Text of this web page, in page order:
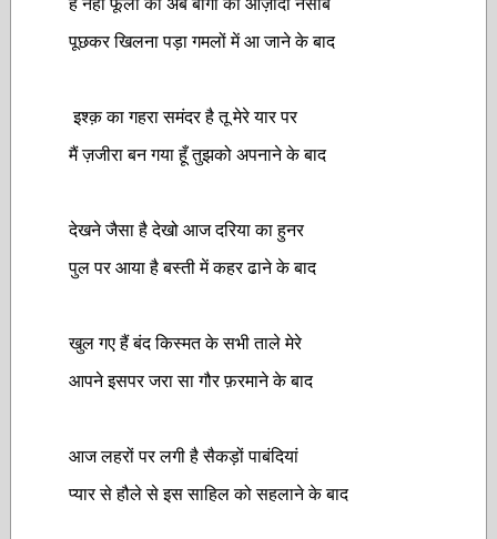
है नहीं फूलों को अब बागों की आज़ादी नसीब
पूछकर खिलना पड़ा गमलों में आ जाने के बाद
इश्क़ का गहरा समंदर है तू मेरे यार पर
मैं ज़जीरा बन गया हूँ तुझको अपनाने के बाद
देखने जैसा है देखो आज दरिया का हुनर
पुल पर आया है बस्ती में कहर ढाने के बाद
खुल गए हैं बंद किस्मत के सभी ताले मेरे
आपने इसपर जरा सा गौर फ़रमाने के बाद
आज लहरों पर लगी है सैकड़ों पाबंदियां
प्यार से हौले से इस साहिल को सहलाने के बाद